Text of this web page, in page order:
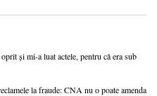
și mi-a luat actele, pentru că era sub
la fraude: CNA nu o poate amenda